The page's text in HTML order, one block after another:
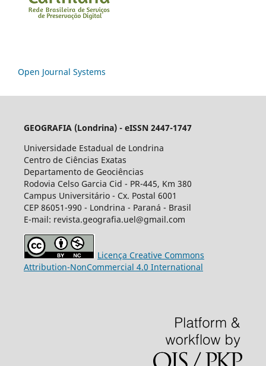
Open Journal Systems
GEOGRAFIA (Londrina) - eISSN 2447-1747
Universidade Estadual de Londrina
Centro de Ciências Exatas
Departamento de Geociências
Rodovia Celso Garcia Cid - PR-445, Km 380
Campus Universitário - Cx. Postal 6001
CEP 86051-990 - Londrina - Paraná - Brasil
E-mail: revista.geografia.uel@gmail.com
Licença Creative Commons
Attribution-NonCommercial 4.0 International